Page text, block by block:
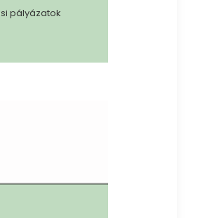
pályázatok